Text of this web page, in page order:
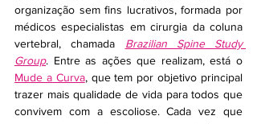
organização sem fins lucrativos, formada por
médicos especialistas em cirurgia da coluna
vertebral, chamada Brazilian Spine Study
Group
Mude a Curva, que tem por objetivo principal
trazer mais qualidade de vida para todos que
convivem com a escoliose. Cada vez que